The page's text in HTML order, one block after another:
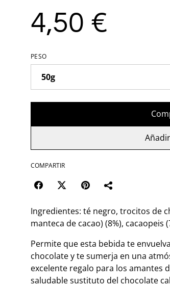
4,50 €
PESO
COMPARTIR
Ingredientes: té negro, trocitos de
manteca de cacao) (8%),
Permite que esta bebida te
chocolate y te sumerja en una
excelente regalo para los amantes
saludable sustituto del chocolate